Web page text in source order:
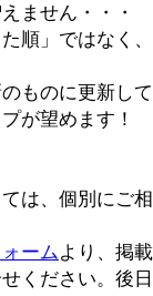
ません・・・
順」ではなく
ものに更新し
が望めます！
は、個別にご
ームより、掲
ください。後